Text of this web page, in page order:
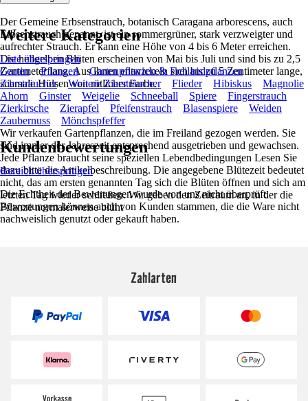
Der Gemeine Erbsenstrauch, botanisch Caragana arborescens, auch
Erbsenstrauch genannt, ist ein sommergrüner, stark verzweigter und
aufrechter Strauch. Er kann eine Höhe von 4 bis 6 Meter erreichen.
Die hellgelben Blüten erscheinen von Mai bis Juli und sind bis zu 2,5
Zentimeter lang. Aus ihnen entwickeln sich bis zu 5 Zentimeter lange,
schmale Hülsen von rötlicher Farbe.
Wir verkaufen Gartenpflanzen, die im Freiland gezogen werden. Sie
sind immer der Jahreszeit entsprechend ausgetrieben und gewachsen.
Jede Pflanze braucht seine speziellen Lebendbedingungen Lesen Sie
dazu bitte die Artikelbeschreibung. Die angegebene Blütezeit bedeutet
nicht, das am ersten genannten Tag sich die Blüten öffnen und sich am
letzten Tag wieder schließen. Wir geben den Zeitraum an, in der die
Pflanze normalerweise blüht
Weitere Kategorien
Liste überspringen
Garten
Pflanzen
Gartenpflanzen & Freilandpflanzen
Ziersträucher
Weitere Ziersträucher Flieder Hibiskus
Magnolie
Ahorn
Ginster Weigelie Schneeball Spiere
Fingerstrauch
Zierkirsche
Zierapfel Pfeifenstrauch Blasenspiere
Weiden
Zaubernuss
Mönchspfeffer
Kundenbewertungen
Bereich überspringen
Die Echtheit der Bewertungen wurde von uns nicht überprüft.
Bewertungen können auch von Kunden stammen, die die Ware nicht
nachweislich genutzt oder gekauft haben.
Zahlarten